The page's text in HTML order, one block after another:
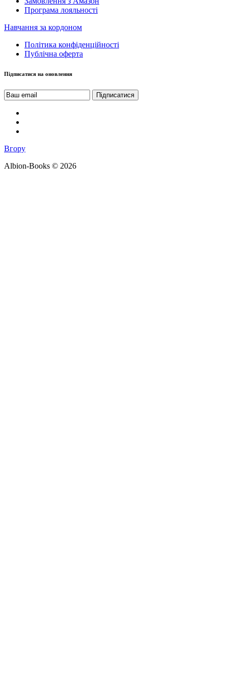
Програма лояльності
Навчання за кордоном
Політика конфіденційності
Публічна оферта
Підписатися на оновлення
Вгору
Albion-Books © 2026